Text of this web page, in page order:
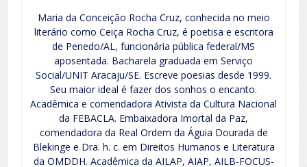
Maria da Conceição Rocha Cruz, conhecida no meio
literário como Ceiça Rocha Cruz, é poetisa e escritora
de Penedo/AL, funcionária pública federal/MS
aposentada. Bacharela graduada em Serviço
Social/UNIT Aracaju/SE. Escreve poesias desde 1999.
Seu maior ideal é fazer dos sonhos o encanto.
Acadêmica e comendadora Ativista da Cultura Nacional
da FEBACLA. Embaixadora Imortal da Paz,
comendadora da Real Ordem da Águia Dourada de
Blekinge e Dra. h. c. em Direitos Humanos e Literatura
da OMDDH. Acadêmica da AILAP, AIAP, AILB-FOCUS-